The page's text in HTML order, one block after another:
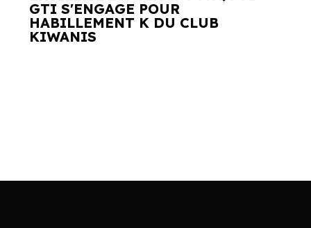
GTI S'ENGAGE POUR
HABILLEMENT K DU CLUB
KIWANIS